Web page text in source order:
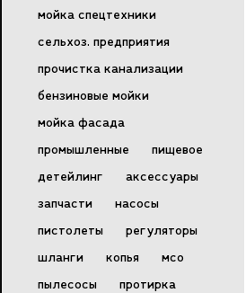
мойка спецтехники
сельхоз. предприятия
прочистка канализации
бензиновые мойки
мойка фасада
промышленные
пищевое
детейлинг
аксессуары
запчасти
насосы
пистолеты
регуляторы
шланги
копья
мсо
пылесосы
протирка